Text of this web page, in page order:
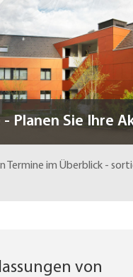
- Planen Sie Ihre
Termine im Überblick -
von